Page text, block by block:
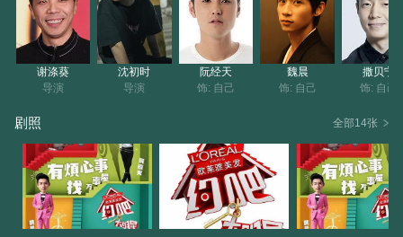
平台向网友征集苦恼和心愿，并号召网友投票。每期节目会选
取排名前十的烦恼，提供给三位常驻嘉宾和以华谊群星为主的
飞行嘉宾，让他们依据自身能力选择任务，每期任务数量和完
成每个任务所需的嘉宾数量均不设限。
谢涤葵介绍，大家印象里的网络综艺节目比较随意，多在棚内
拍摄，而此次要做的是第一档纯网户外互动真人秀。网络真人
秀规模较小，若不够精彩，网友可能随时关掉，所以对他来说
是个挑战，也希望能给大家带来全新体验。《约吧！大明... 》
谢涤葵
导演
沈初时
导演
阮经天
饰: 自己
魏晨
饰: 自己
撒贝宁
饰: 自己
剧照 全部14张